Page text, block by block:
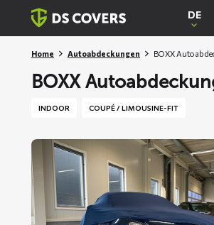
Skiplinks
DE
Home Autoabdeckungen BOXX
BOXX
INDOOR COUPÉ / LIMOUSINE-FIT